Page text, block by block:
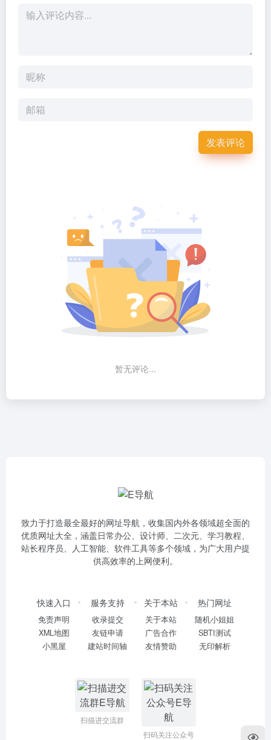
发表评论
暂无评论...
致力于打造最全最好的网址导航，收集国内外各领域超全面的
优质网址大全，涵盖日常办公、设计师、二次元、学习教程、
站长程序员、人工智能、软件工具等多个领域，为广大用户提
供高效率的上网便利。
快速入口
免责声明
XML地图
小黑屋
服务支持
收录提交
友链申请
建站时间轴
关于本站
关于本站
广告合作
友情赞助
热门网址
随机小姐姐
SBTI测试
无印解析
扫描进交流群
扫码关注公众号